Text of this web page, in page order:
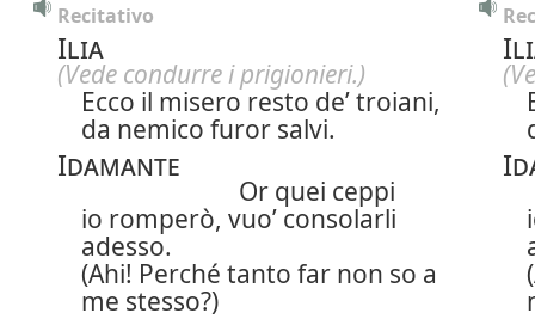
Recitativo
Ilia
(Vede condurre i prigionieri.)
Ecco il misero resto de’ troiani,
da nemico furor salvi.
Idamante
Or quei ceppi
io romperò, vuo’ consolarli
adesso.
(Ahi! Perché tanto far non so a
me stesso?)